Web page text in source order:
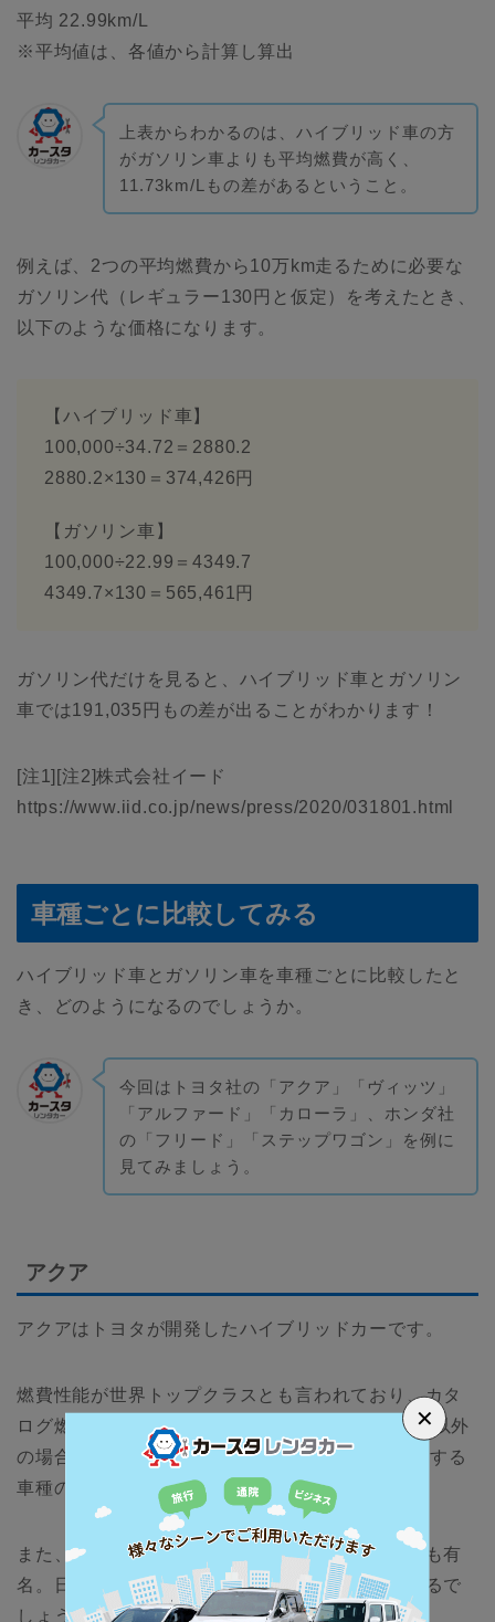
平均 22.99km/L
※平均値は、各値から計算し算出
上表からわかるのは、ハイブリッド車の方
がガソリン車よりも平均燃費が高く、
11.73km/Lもの差があるということ。
例えば、2つの平均燃費から10万km走るために必要な
ガソリン代（レギュラー130円と仮定）を考えたとき、
以下のような価格になります。
【ハイブリッド車】
100,000÷34.72＝2880.2
2880.2×130＝374,426円
【ガソリン車】
100,000÷22.99＝4349.7
4349.7×130＝565,461円
ガソリン代だけを見ると、ハイブリッド車とガソリン
車では191,035円もの差が出ることがわかります！
[注1][注2]株式会社イード
https://www.iid.co.jp/news/press/2020/031801.html
車種ごとに比較してみる
ハイブリッド車とガソリン車を車種ごとに比較したと
き、どのようになるのでしょうか。
今回はトヨタ社の「アクア」「ヴィッツ」
「アルファード」「カローラ」、ホンダ社
の「フリード」「ステップワゴン」を例に
見てみましょう。
アクア
アクアはトヨタが開発したハイブリッドカーです。
燃費性能が世界トップクラスとも言われており、カタ
ログ燃費はLグレードの場合38.0km/L、Lグレード以外
の場合34.4km/Lを実現させています。この後紹介する
車種のどの燃費性能よりも高いのが特徴です。
また、車種自体が非常に軽く小回りが効くことでも有
名。日常者として活用するのに非常に便利といえるで
しょう。
✕